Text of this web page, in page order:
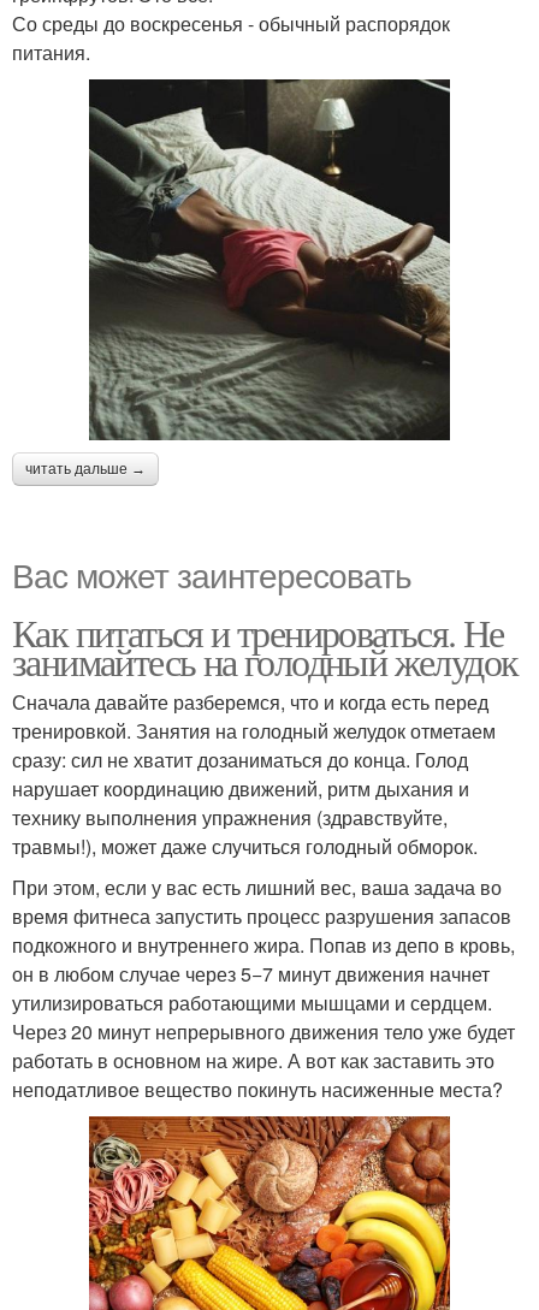
Со среды до воскресенья - обычный распорядок
питания.
читать дальше →
Вас может заинтересовать
Как питаться и тренироваться. Не
занимайтесь на голодный желудок
Сначала давайте разберемся, что и когда есть перед
тренировкой. Занятия на голодный желудок отметаем
сразу: сил не хватит дозаниматься до конца. Голод
нарушает координацию движений, ритм дыхания и
технику выполнения упражнения (здравствуйте,
травмы!), может даже случиться голодный обморок.
При этом, если у вас есть лишний вес, ваша задача во
время фитнеса запустить процесс разрушения запасов
подкожного и внутреннего жира. Попав из депо в кровь,
он в любом случае через 5−7 минут движения начнет
утилизироваться работающими мышцами и сердцем.
Через 20 минут непрерывного движения тело уже будет
работать в основном на жире. А вот как заставить это
неподатливое вещество покинуть насиженные места?